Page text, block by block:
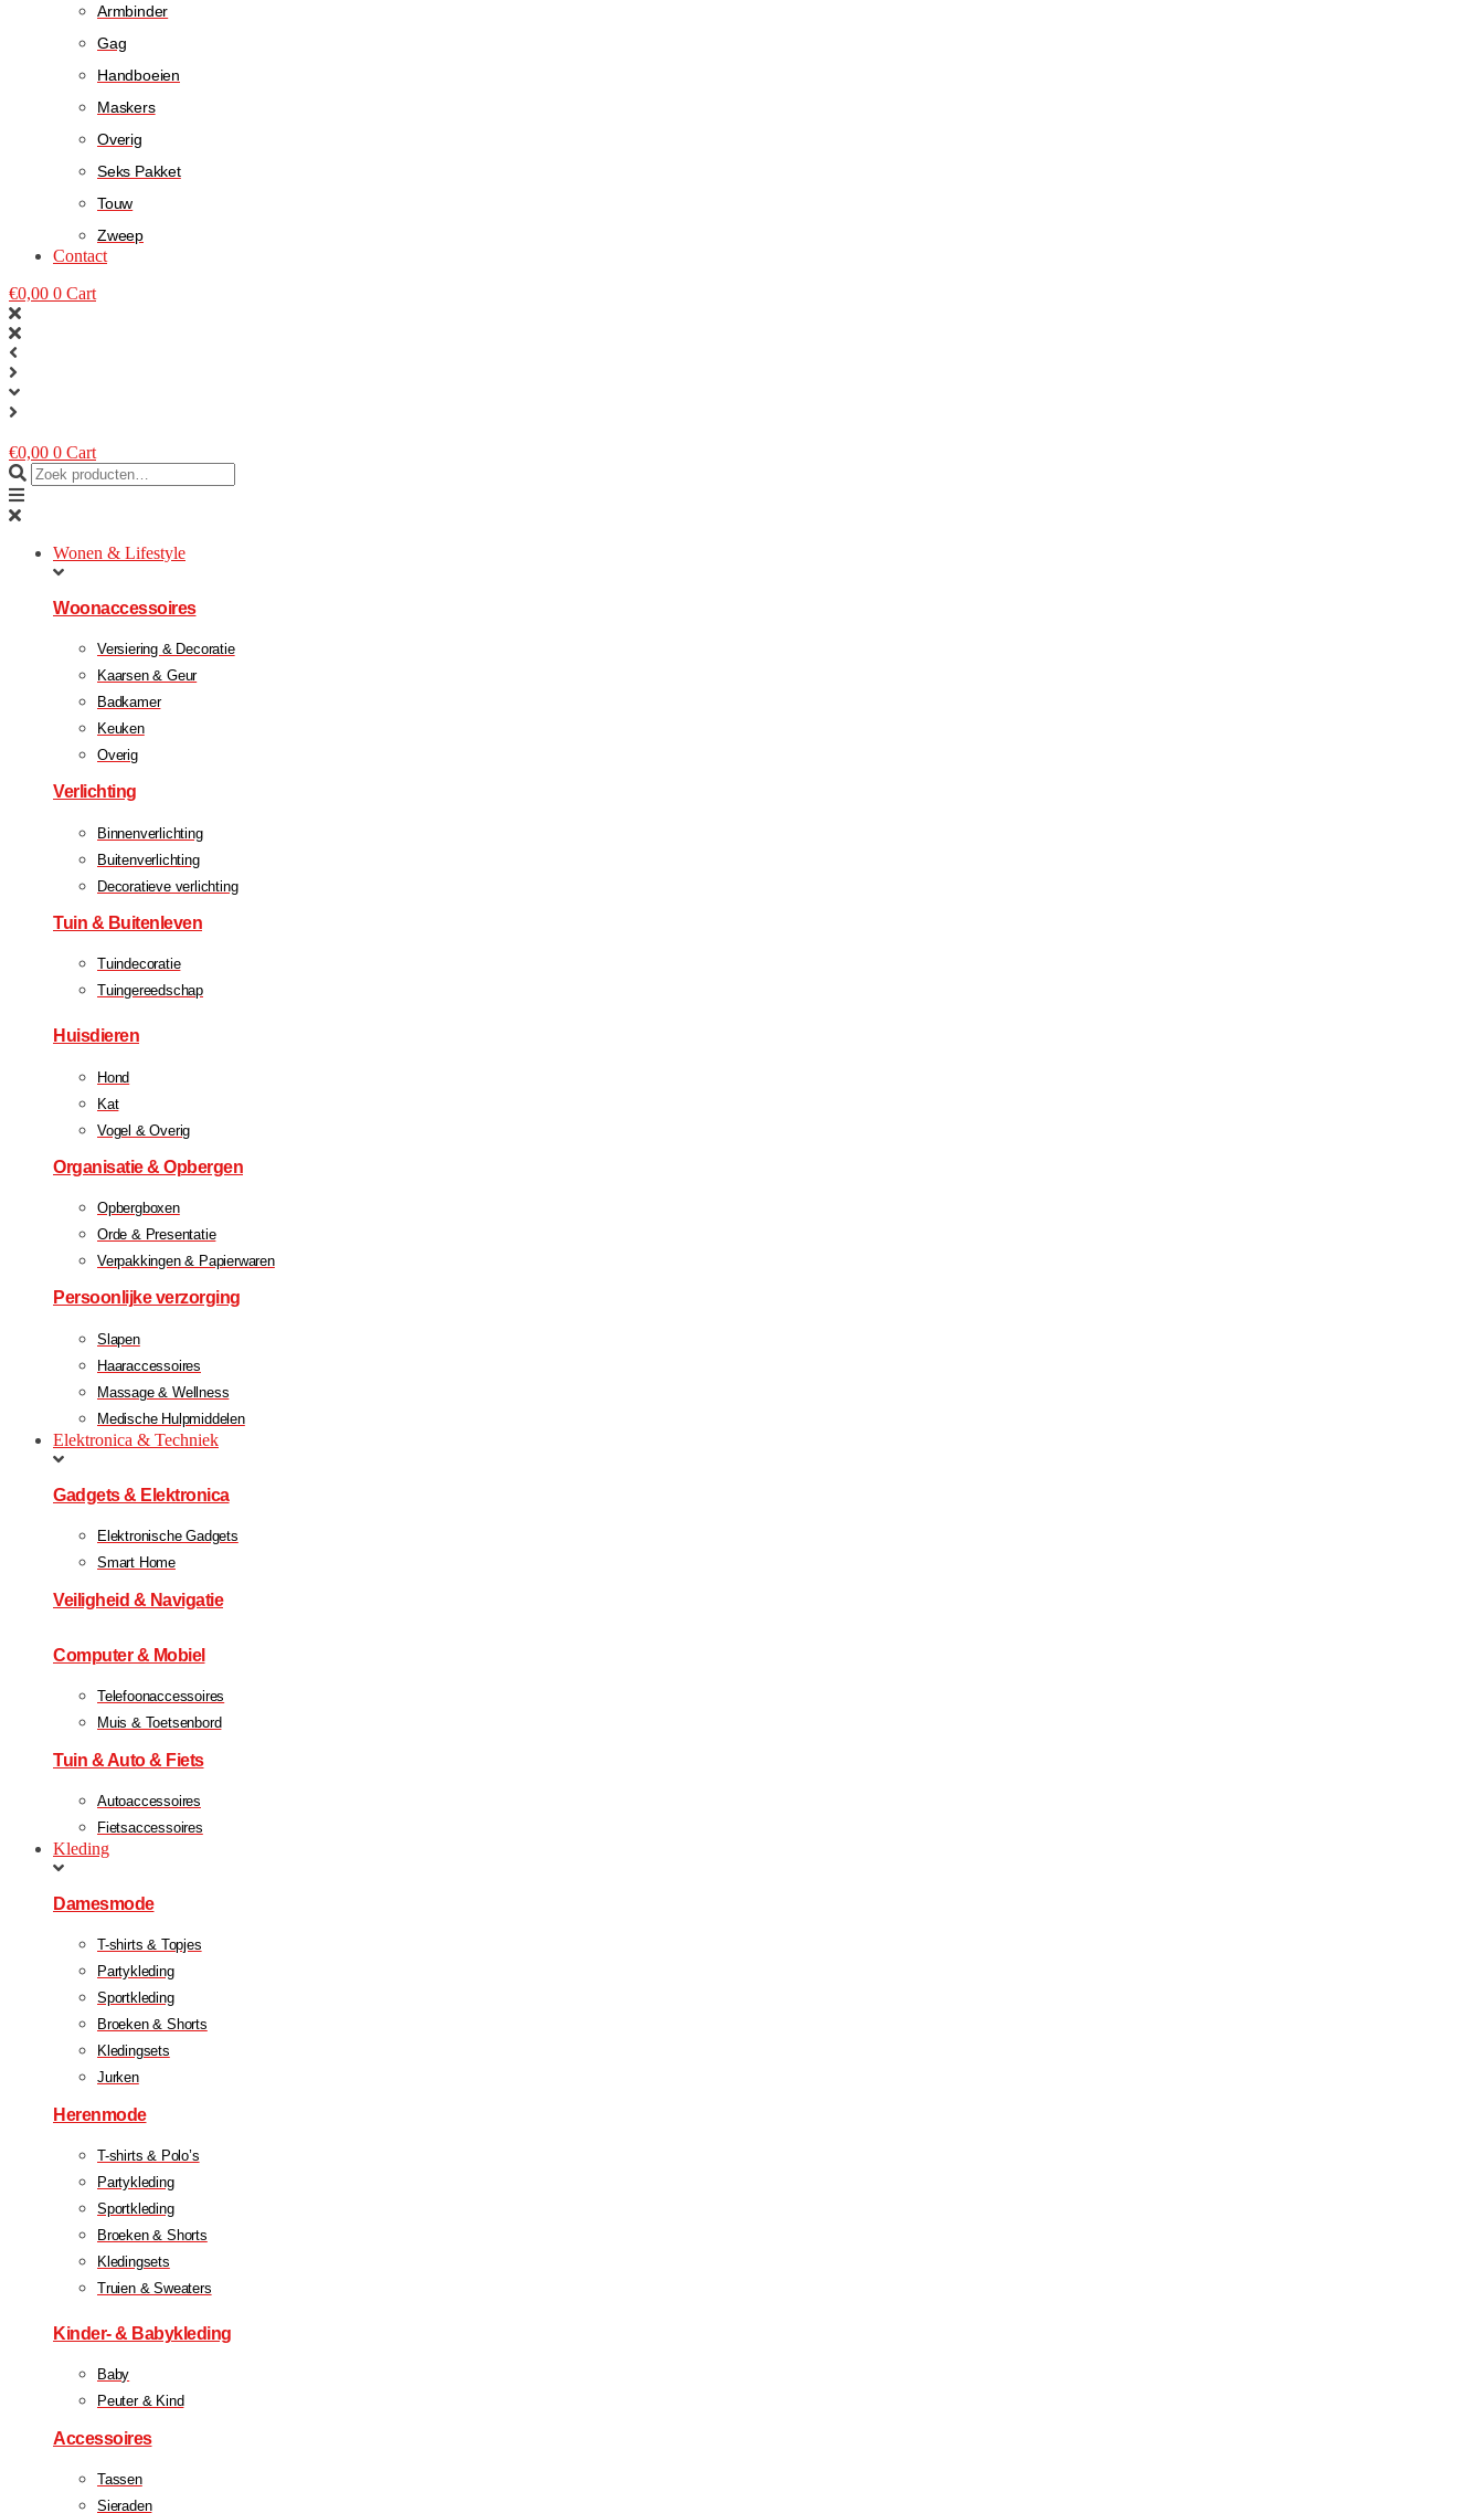
Armbinder
Gag
Handboeien
Maskers
Overig
Seks Pakket
Touw
Zweep
Contact
€0,00 0 Cart
€0,00 0 Cart
Wonen & Lifestyle
Woonaccessoires
Versiering & Decoratie
Kaarsen & Geur
Badkamer
Keuken
Overig
Verlichting
Binnenverlichting
Buitenverlichting
Decoratieve verlichting
Tuin & Buitenleven
Tuindecoratie
Tuingereedschap
Huisdieren
Hond
Kat
Vogel & Overig
Organisatie & Opbergen
Opbergboxen
Orde & Presentatie
Verpakkingen & Papierwaren
Persoonlijke verzorging
Slapen
Haaraccessoires
Massage & Wellness
Medische Hulpmiddelen
Elektronica & Techniek
Gadgets & Elektronica
Elektronische Gadgets
Smart Home
Veiligheid & Navigatie
Computer & Mobiel
Telefoonaccessoires
Muis & Toetsenbord
Tuin & Auto & Fiets
Autoaccessoires
Fietsaccessoires
Kleding
Damesmode
T-shirts & Topjes
Partykleding
Sportkleding
Broeken & Shorts
Kledingsets
Jurken
Herenmode
T-shirts & Polo’s
Partykleding
Sportkleding
Broeken & Shorts
Kledingsets
Truien & Sweaters
Kinder- & Babykleding
Baby
Peuter & Kind
Accessoires
Tassen
Sieraden